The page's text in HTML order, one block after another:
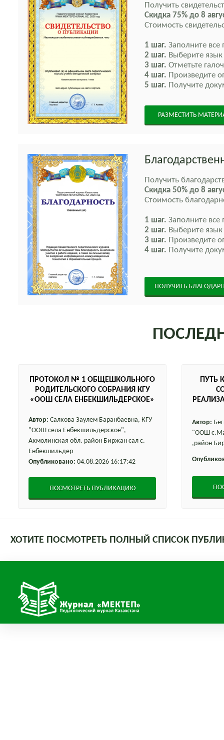
Получить
Скидка 75% до 8
Стоимость
1 шаг. Заполните все
2 шаг. Выберите язык
3 шаг. Отметьте
4 шаг. Произведите
5 шаг. Получите
РАЗМЕСТИТЬ
Получить
Скидка 50% до 8
Стоимость
1 шаг. Заполните все
2 шаг. Выберите язык
3 шаг. Произведите
4 шаг. Получите
ПОЛУЧИТЬ
ПРОТОКОЛ № 1 ОБЩЕШКОЛЬНОГО
РОДИТЕЛЬСКОГО СОБРАНИЯ КГУ
«ООШ СЕЛА ЕНБЕКШИЛЬДЕРСКОЕ»
Автор: Салкова Заулем Баранбаевна, КГУ
"ООШ села Енбекшильдерское",
Акмолинская обл. район Биржан сал с.
Енбекшильдер
Опубликовано: 04.08.2026 16:17:42
ПОСМОТРЕТЬ ПУБЛИКАЦИЮ
ПУТЬ
Автор:
"ООШ
,район
ХОТИТЕ ПОСМОТРЕТЬ ПОЛНЫЙ СПИСОК